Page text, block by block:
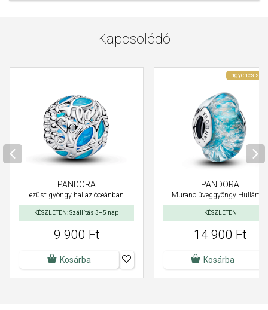
Kapcsolódó
PANDORA
ezüst gyöngy hal az óceánban
KÉSZLETEN: Szállítás 3–5 nap
9 900 Ft
Kosárba
Ingyenes
PANDORA
Murano üveggyöngy
KÉSZLETEN
14 900 Ft
Kosárba